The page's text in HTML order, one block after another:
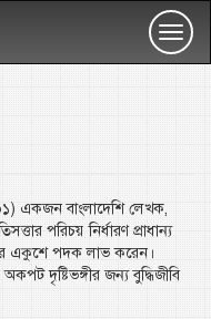
একজন বাংলাদেশি লেখক,
পরিচয় নির্ধারণ প্রাধান্য
একুশে পদক লাভ করেন।
দৃষ্টিভঙ্গীর জন্য বুদ্ধিজীবি